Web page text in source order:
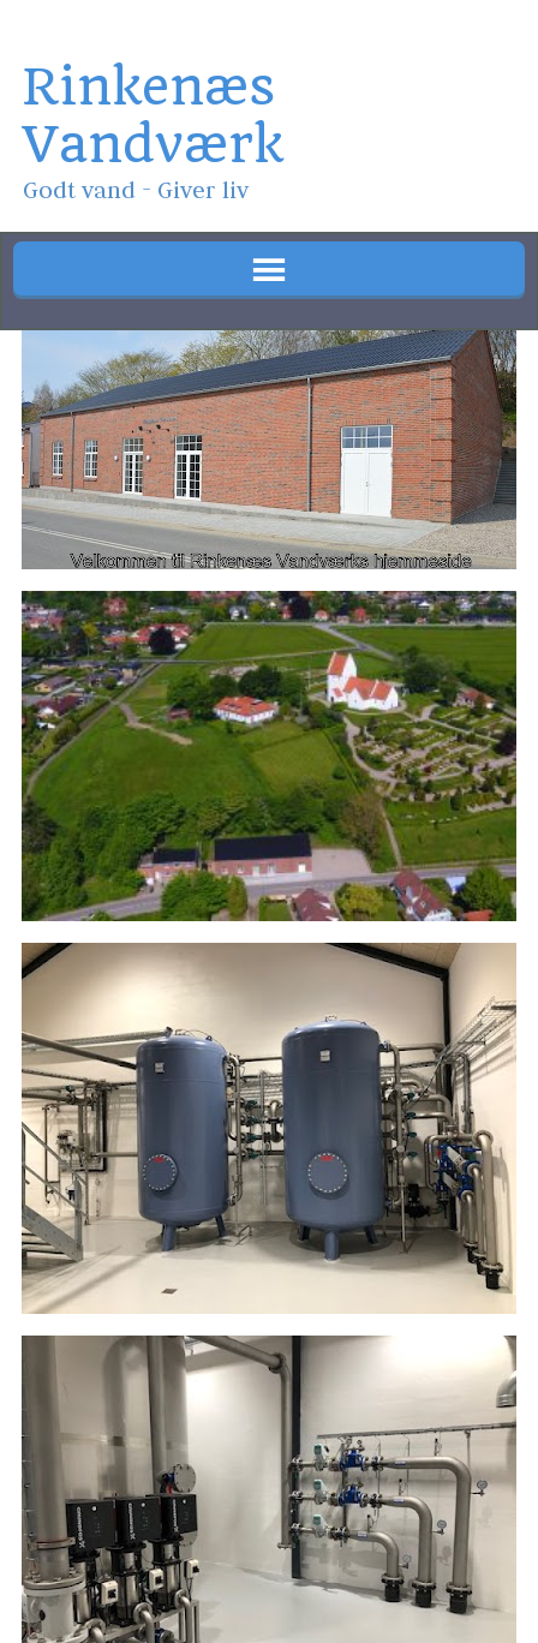
Rinkenæs
Vandværk
Godt vand - Giver liv